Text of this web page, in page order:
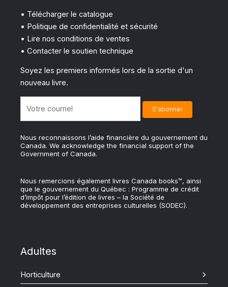
• Télécharger le catalogue
• Politique de confidentialité et sécurité
• Lire nos conditions de ventes
• Contacter le soutien technique
Soyez les premiers informés lors de la sortie d'un
nouveau livre.
Nous reconnaissons l’aide financière du gouvernement du
Canada. We acknowledge the financial support of the
Government of Canada.
Nous remercions également livres Canada books™, ainsi
que le gouvernement du Québec : Programme de crédit
d’impôt pour l’édition de livres – la Société de
développement des entreprises culturelles (SODEC).
Adultes
Horticulture